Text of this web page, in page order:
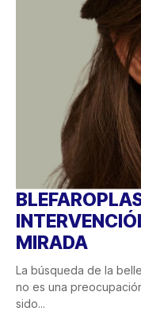
MIRADA
La búsqueda de la
no es una
sido...